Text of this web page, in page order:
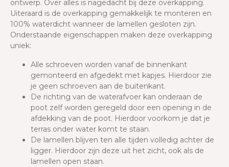
ontwerp. Over alles is nagedacht bij deze overkapping.
Uiteraard is de overkapping gemakkelijk te monteren en
100% waterdicht wanneer de lamellen gesloten zijn.
Onderstaande eigenschappen maken deze overkapping
uniek:
Alle schroeven worden vanaf de binnenkant
gemonteerd en afgedekt met kapjes. Hierdoor zie
je geen schroeven aan de buitenkant.
De richting van de waterafvoer kan onderaan de
poot zelf worden geregeld door een opening in de
afdekking van de poot. Hierdoor voorkom je dat je
terras onder water komt te staan.
De lamellen blijven ten alle tijden volledig achter de
ligger. Hierdoor zijn deze uit het zicht, ook als de
lamellen open staan.